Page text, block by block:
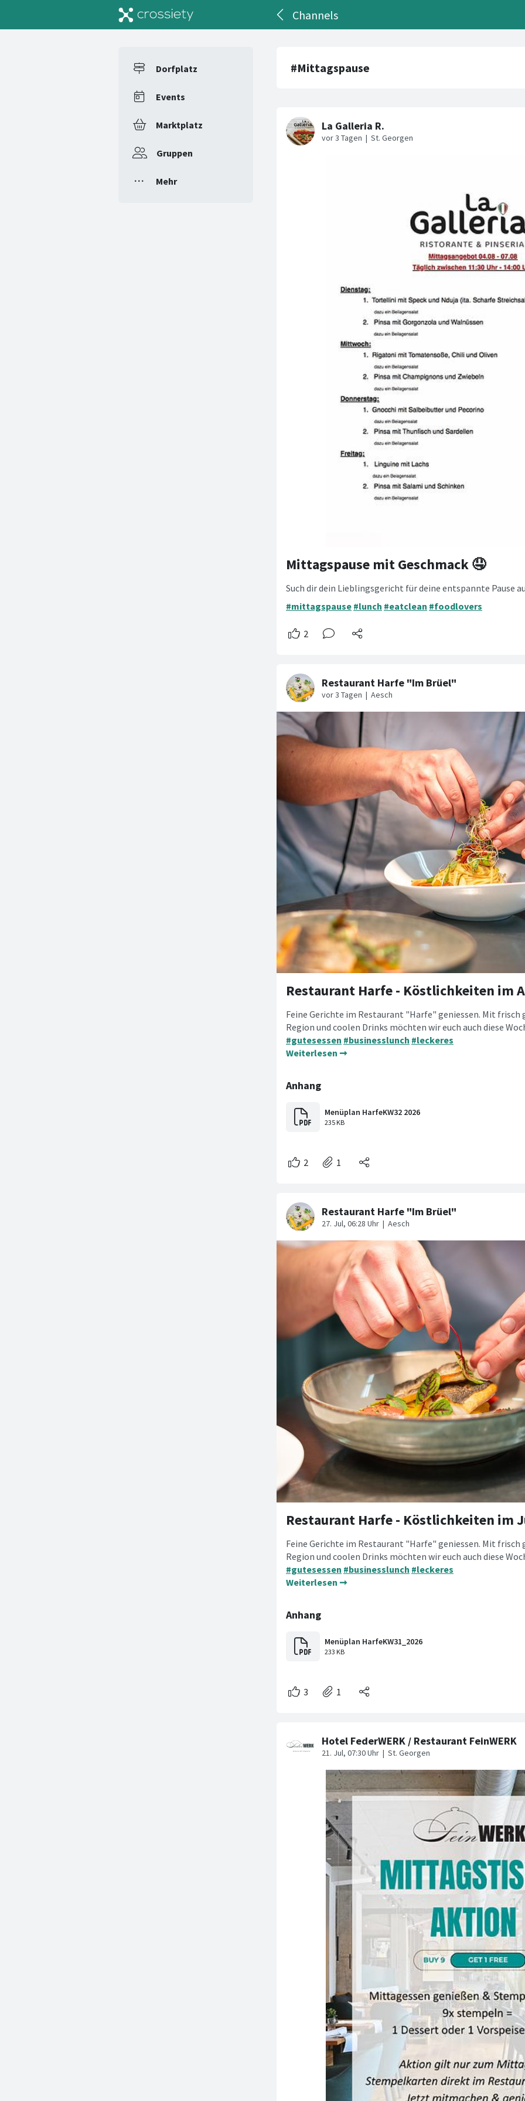
Channels
Dorfplatz
Events
Marktplatz
Gruppen
Mehr
#Mittagspause
Mittagspause mit Geschmack 🤤
Such dir dein Lieblingsgericht für deine entspannte Pause
#mittagspause #lunch #eatclean #foodlovers
Feine Gerichte im Restaurant "Harfe" geniessen. Mit frisch
Region und coolen Drinks möchten wir euch auch diese
#gutesessen #businesslunch #leckeres
Weiterlesen ➞
Restaurant Harfe - Köstlichkeiten im
Feine Gerichte im Restaurant "Harfe" geniessen. Mit frisch
Region und coolen Drinks möchten wir euch auch diese
#gutesessen #businesslunch #leckeres
Weiterlesen ➞